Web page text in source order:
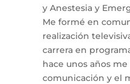
y Anestesia y
Me formé en
realización
carrera en
hace unos años
comunicación y el